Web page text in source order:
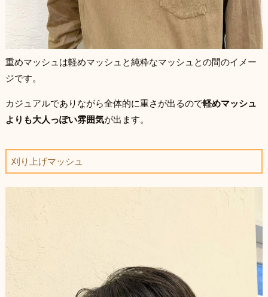
重めマッシュは軽めマッシュと純粋なマッシュとの間のイメー
ジです。
カジュアルでありながら全体的に重さが出るので軽めマッシュ
よりも大人っぽい雰囲気が出ます。
刈り上げマッシュ